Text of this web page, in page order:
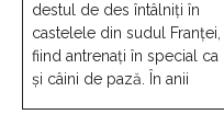
destul de des întâlniți în
castelele din sudul Franței,
fiind antrenați în special ca
și câini de pază. În anii